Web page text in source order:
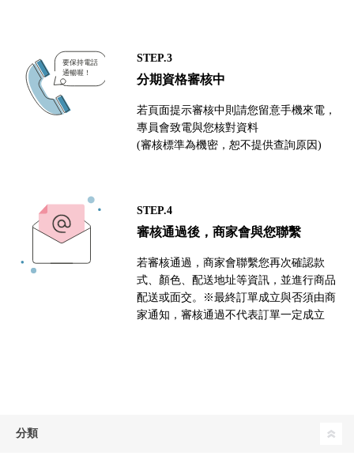
STEP.3
分期資格審核中
若頁面提示審核中則請您留意手機來電，
專員會致電與您核對資料
(審核標準為機密，恕不提供查詢原因)
STEP.4
審核通過後，商家會與您聯繫
若審核通過，商家會聯繫您再次確認款
式、顏色、配送地址等資訊，並進行商品
配送或面交。※最終訂單成立與否須由商
家通知，審核通過不代表訂單一定成立
分類